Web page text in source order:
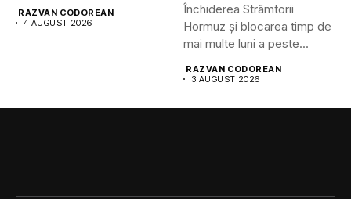
RAZVAN CODOREAN
4 AUGUST 2026
Închiderea Strâmtorii
Hormuz și blocarea timp de
mai multe luni a peste...
RAZVAN CODOREAN
3 AUGUST 2026